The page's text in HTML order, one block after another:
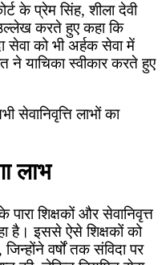
के प्रेम सिंह, शीला देवी
करते हुए कहा कि
सेवा को भी अर्हक सेवा में
ने याचिका स्वीकार करते हुए
सेवानिवृत्ति लाभों का
लाभ
शिक्षकों और सेवानिवृत्त
है। इससे ऐसे शिक्षकों को
वर्षों तक संविदा पर